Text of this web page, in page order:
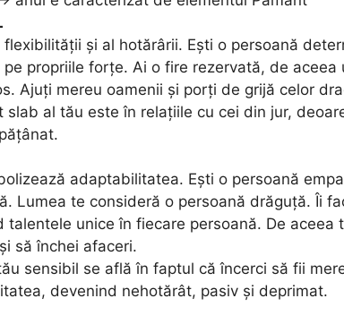
flexibilității și al hotărârii. Ești o persoană
pe propriile forțe. Ai o fire rezervată, de
Ajuți mereu oamenii și porți de grijă celor
slab al tău este în relațiile cu cei din jur,
adaptabilitatea. Ești o persoană
Lumea te consideră o persoană drăguță. Îi
talentele unice în fiecare persoană. De
să închei afaceri.
sensibil se află în faptul că încerci să fii
devenind nehotărât, pasiv și deprimat.